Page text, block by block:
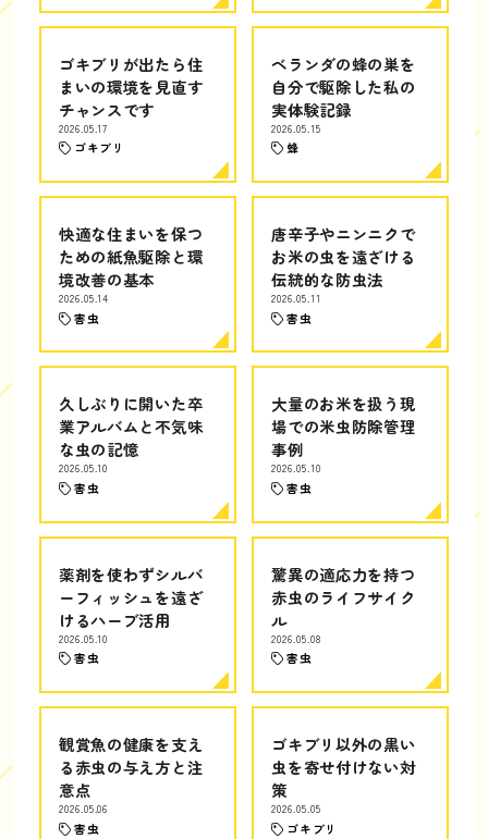
ゴキブリが出たら住
まいの環境を見直す
チャンスです
2026.05.17
ゴキブリ
ベランダの蜂の巣を
自分で駆除した私の
実体験記録
2026.05.15
蜂
快適な住まいを保つ
ための紙魚駆除と環
境改善の基本
2026.05.14
害虫
唐辛子やニンニクで
お米の虫を遠ざける
伝統的な防虫法
2026.05.11
害虫
久しぶりに開いた卒
業アルバムと不気味
な虫の記憶
2026.05.10
害虫
大量のお米を扱う現
場での米虫防除管理
事例
2026.05.10
害虫
薬剤を使わずシルバ
ーフィッシュを遠ざ
けるハーブ活用
2026.05.10
害虫
驚異の適応力を持つ
赤虫のライフサイク
ル
2026.05.08
害虫
観賞魚の健康を支え
る赤虫の与え方と注
意点
2026.05.06
害虫
ゴキブリ以外の黒い
虫を寄せ付けない対
策
2026.05.05
ゴキブリ